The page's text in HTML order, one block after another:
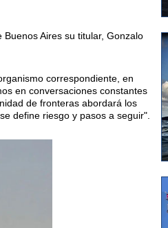
Aires su titular, Gonzalo
correspondiente, en
en conversaciones constantes
de fronteras abordará los
define riesgo y pasos a seguir".